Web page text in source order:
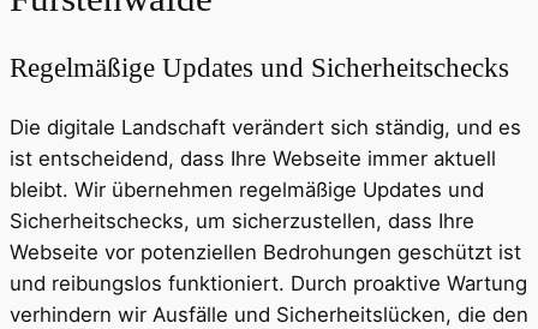
Regelmäßige Updates und Sicherheitschecks
Die digitale Landschaft verändert sich ständig, und es
ist entscheidend, dass Ihre Webseite immer aktuell
bleibt. Wir übernehmen regelmäßige Updates und
Sicherheitschecks, um sicherzustellen, dass Ihre
Webseite vor potenziellen Bedrohungen geschützt ist
und reibungslos funktioniert. Durch proaktive Wartung
verhindern wir Ausfälle und Sicherheitslücken, die den